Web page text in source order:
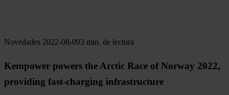
Novedades 2022-08-093 min. de lectura
Kempower powers the Arctic Race of Norway 2022,
providing fast-charging infrastructure